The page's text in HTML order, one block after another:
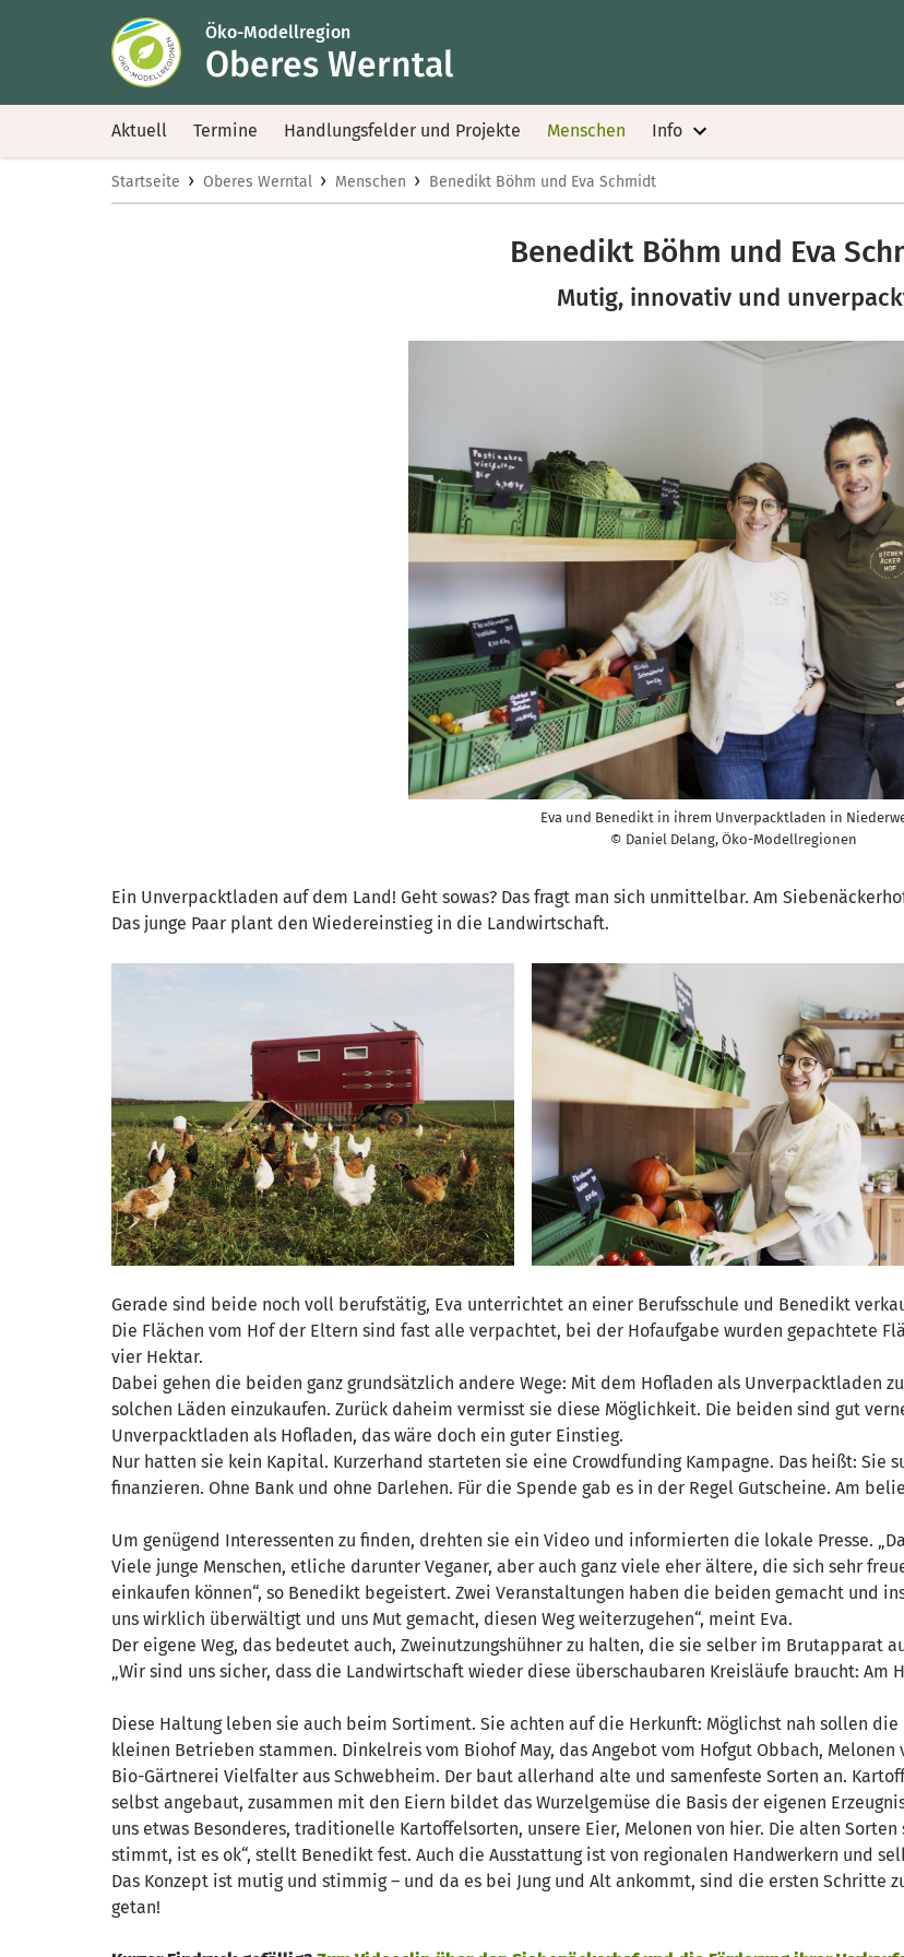
Öko-Modellregion
Oberes Werntal
Aktuell Termine Handlungsfelder und Projekte Menschen Info
Startseite › Oberes Werntal › Menschen › Benedikt Böhm und Eva Schmidt
Benedikt Böhm und Eva
Mutig, innovativ und
Eva und Benedikt in ihrem Unverpacktladen in
© Daniel Delang, Öko-Modellregionen
Ein Unverpacktladen auf dem Land! Geht sowas? Das fragt man sich unmittelbar. Am
Das junge Paar plant den Wiedereinstieg in die Landwirtschaft.
Gerade sind beide noch voll berufstätig, Eva unterrichtet an einer Berufsschule und Benedikt
Die Flächen vom Hof der Eltern sind fast alle verpachtet, bei der Hofaufgabe wurden gepachtete
vier Hektar.
Dabei gehen die beiden ganz grundsätzlich andere Wege: Mit dem Hofladen als Unverpacktladen
solchen Läden einzukaufen. Zurück daheim vermisst sie diese Möglichkeit. Die beiden sind gut
Unverpacktladen als Hofladen, das wäre doch ein guter Einstieg.
Nur hatten sie kein Kapital. Kurzerhand starteten sie eine Crowdfunding Kampagne. Das heißt: Sie
finanzieren. Ohne Bank und ohne Darlehen. Für die Spende gab es in der Regel Gutscheine. Am
Um genügend Interessenten zu finden, drehten sie ein Video und informierten die lokale Presse.
Viele junge Menschen, etliche darunter Veganer, aber auch ganz viele eher ältere, die sich sehr
einkaufen können“, so Benedikt begeistert. Zwei Veranstaltungen haben die beiden gemacht und
uns wirklich überwältigt und uns Mut gemacht, diesen Weg weiterzugehen“, meint Eva.
Der eigene Weg, das bedeutet auch, Zweinutzungshühner zu halten, die sie selber im Brutapparat
„Wir sind uns sicher, dass die Landwirtschaft wieder diese überschaubaren Kreisläufe braucht: Am
Diese Haltung leben sie auch beim Sortiment. Sie achten auf die Herkunft: Möglichst nah sollen
kleinen Betrieben stammen. Dinkelreis vom Biohof May, das Angebot vom Hofgut Obbach, Melonen
Bio-Gärtnerei Vielfalter aus Schwebheim. Der baut allerhand alte und samenfeste Sorten an.
selbst angebaut, zusammen mit den Eiern bildet das Wurzelgemüse die Basis der eigenen
uns etwas Besonderes, traditionelle Kartoffelsorten, unsere Eier, Melonen von hier. Die alten
stimmt, ist es ok“, stellt Benedikt fest. Auch die Ausstattung ist von regionalen Handwerkern und
Das Konzept ist mutig und stimmig – und da es bei Jung und Alt ankommt, sind die ersten Schritte
getan!